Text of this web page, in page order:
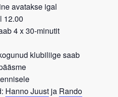
avatakse igal
12.00
4 x 30-minutit
klubiliige saab
Hanno Juust ja Rando